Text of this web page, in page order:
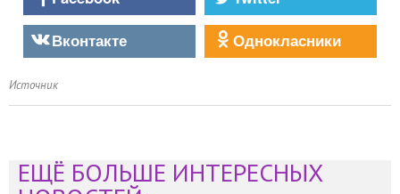
Вконтакте
Однокласники
Источник
ЕЩЁ БОЛЬШЕ ИНТЕРЕСНЫХ